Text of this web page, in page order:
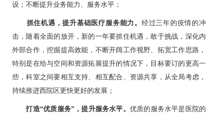
设；不断提升业务能力、服务水平；
抓住机遇，提升基础医疗服务能力。 经过三年的疫情的冲
击，随着全面的放开，新的一年要抓住机遇，敢于挑战，深化内
外部合作，挖掘提高效能，不断开阔工作视野、拓宽工作思路，
特别是在给与空间和资源拓展提升的情况下，目标要订的更高一
些，科室之间要相互支持、相互配合、资源共享，从全局考虑，
持续推进西院区更快更好的发展；
打造“优质服务”，提升服务水平。 优质的服务水平是医院的